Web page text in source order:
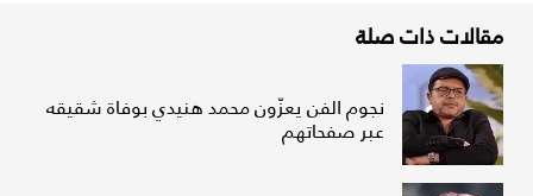
مقالات ذات صلة
نجوم الفن يعزّون محمد هنيدي بوفاة شقيقه
عبر صفحاتهم